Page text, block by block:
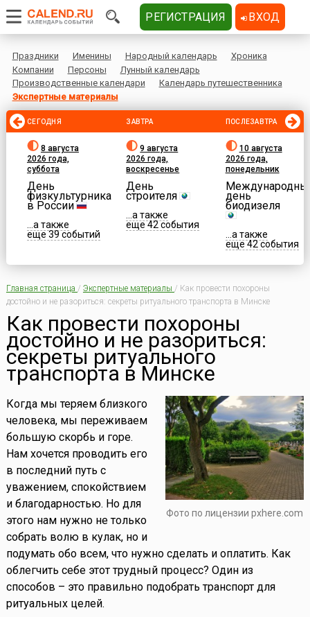
Праздники Именины Народный календарь
Хроника
Компании
Персоны
Лунный календарь
Производственные календари
Календарь путешественника
Экспертные материалы
СЕГОДНЯ
8 августа
2026 года,
суббота
День
физкультурника
в России
...а также
еще 39 событий
ЗАВТРА
9 августа
2026 года,
воскресенье
День
строителя
...а также
еще 42 события
ПОСЛЕЗАВТРА
10 августа
2026 года,
понедельник
день
биодизеля
...а также
еще 42 события
Главная страница / Экспертные материалы / Как провести похороны
достойно и не разориться: секреты ритуального транспорта в Минске
Как провести похороны
достойно и не разориться:
секреты ритуального
транспорта в Минске
Фото по лицензии pxhere.com
Когда мы теряем близкого
человека, мы переживаем
большую скорбь и горе.
Нам хочется проводить его
в последний путь с
уважением, спокойствием
и благодарностью. Но для
этого нам нужно не только
собрать волю в кулак, но и
подумать обо всем, что нужно сделать и оплатить. Как
облегчить себе этот трудный процесс? Один из
способов – это правильно подобрать транспорт для
ритуальных целей.
РЕГИСТРАЦИЯ ВХОД